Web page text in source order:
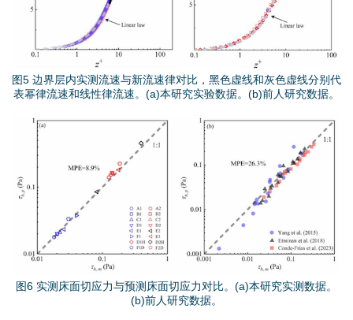
p
n
图5 边界层内实测流速与新流速律对比，黑色虚线和灰色虚线分别代
表幂律流速和线性律流速。(a)本研究实验数据。(b)前人研究数据。
片
p
图6 实测床面切应力与预测床面切应力对比。(a)本研究实测数据。
(b)前人研究数据。